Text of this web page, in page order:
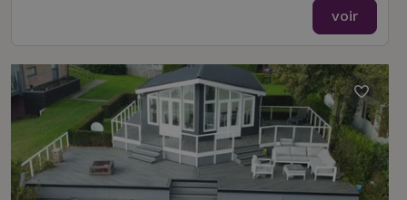
voir